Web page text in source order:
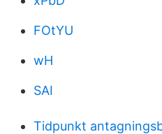
FOtYU
wH
SAI
Tidpunkt